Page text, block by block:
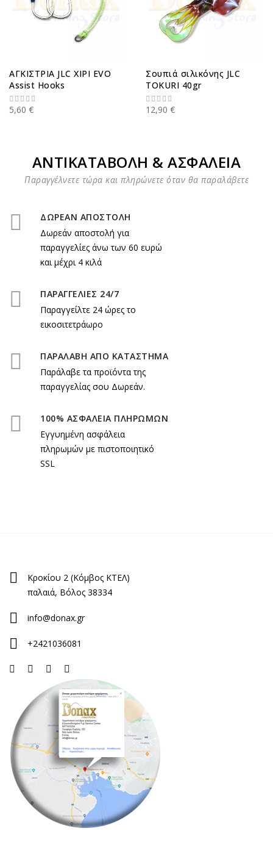
ΑΓΚΙΣΤΡΙΑ JLC XIPI EVO
Assist Hooks
5,60 €
Σουπιά σιλικόνης JLC
TOKURI 40gr
12,90 €
ΑΝΤΙΚΑΤΑΒΟΛΗ & ΑΣΦΑΛΕΙΑ
Παραγγέλνετε τώρα και πληρώνετε όταν θα παραλάβετε
ΔΩΡΕΑΝ ΑΠΟΣΤΟΛΗ
Δωρεάν αποστολή για
παραγγελίες άνω των 60 ευρώ
και μέχρι 4 κιλά
ΠΑΡΑΓΓΕΛΙΕΣ 24/7
Παραγγείλτε 24 ώρες το
εικοσιτετράωρο
ΠΑΡΑΛΑΒΗ ΑΠΟ ΚΑΤΑΣΤΗΜΑ
Παράλαβε τα προϊόντα της
παραγγελίας σου Δωρεάν.
100% ΑΣΦΑΛΕΙΑ ΠΛΗΡΩΜΩΝ
Εγγυημένη ασφάλεια
πληρωμών με πιστοποιητικό
SSL
Κροκίου 2 (Κόμβος ΚΤΕΛ)
παλαιά, Βόλος 38334
info@donax.gr
+2421036081